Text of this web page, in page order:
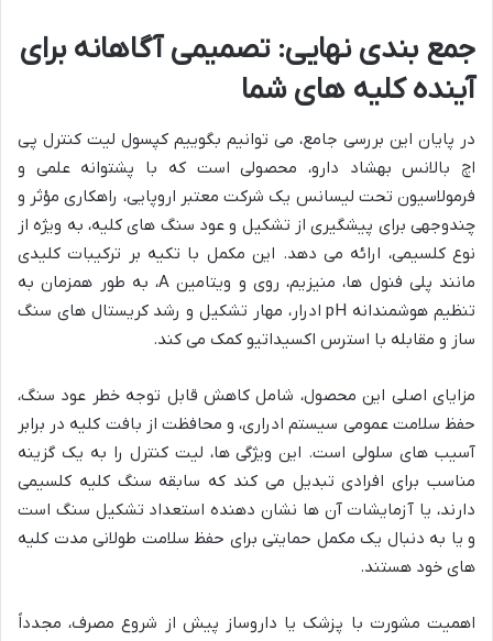
جمع بندی نهایی: تصمیمی آگاهانه برای
آینده کلیه های شما
در پایان این بررسی جامع، می توانیم بگوییم کپسول لیت کنترل پی
اچ بالانس بهشاد دارو، محصولی است که با پشتوانه علمی و
فرمولاسیون تحت لیسانس یک شرکت معتبر اروپایی، راهکاری مؤثر و
چندوجهی برای پیشگیری از تشکیل و عود سنگ های کلیه، به ویژه از
نوع کلسیمی، ارائه می دهد. این مکمل با تکیه بر ترکیبات کلیدی
مانند پلی فنول ها، منیزیم، روی و ویتامین A، به طور همزمان به
تنظیم هوشمندانه pH ادرار، مهار تشکیل و رشد کریستال های سنگ
ساز و مقابله با استرس اکسیداتیو کمک می کند.
مزایای اصلی این محصول، شامل کاهش قابل توجه خطر عود سنگ،
حفظ سلامت عمومی سیستم ادراری، و محافظت از بافت کلیه در برابر
آسیب های سلولی است. این ویژگی ها، لیت کنترل را به یک گزینه
مناسب برای افرادی تبدیل می کند که سابقه سنگ کلیه کلسیمی
دارند، یا آزمایشات آن ها نشان دهنده استعداد تشکیل سنگ است
و یا به دنبال یک مکمل حمایتی برای حفظ سلامت طولانی مدت کلیه
های خود هستند.
اهمیت مشورت با پزشک یا داروساز پیش از شروع مصرف، مجدداً